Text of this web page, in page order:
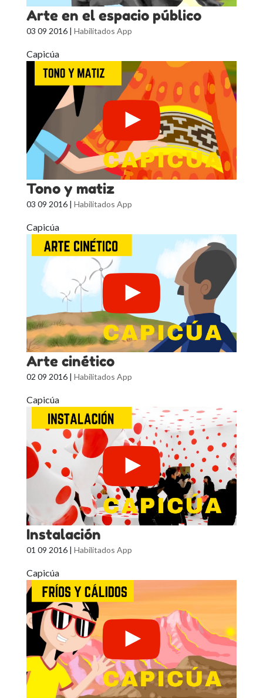
Arte en el espacio público
03 09 2016| Habilitados App
Capicúa
Tono y matiz
03 09 2016| Habilitados App
Capicúa
Arte cinético
02 09 2016| Habilitados App
Capicúa
Instalación
01 09 2016| Habilitados App
Capicúa